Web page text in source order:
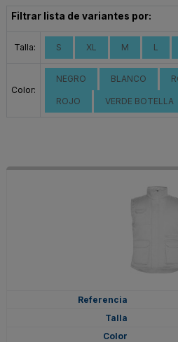
Filtrar lista de variantes por:
Talla: S XL M L
Color:
NEGRO BLANCO
ROJO VERDE BOTELLA